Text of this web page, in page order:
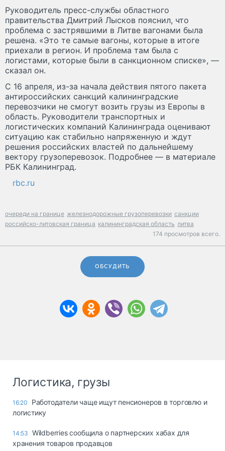
Руководитель пресс-службы областного
правительства Дмитрий Лысков пояснил, что
проблема с застрявшими в Литве вагонами была
решена. «Это те самые вагоны, которые в итоге
приехали в регион. И проблема там была с
логистами, которые были в санкционном списке», —
сказал он.
С 16 апреля, из-за начала действия пятого пакета
антироссийских санкций калининградские
перевозчики не смогут возить грузы из Европы в
область. Руководители транспортных и
логистических компаний Калининграда оценивают
ситуацию как стабильно напряженную и ждут
решения российских властей по дальнейшему
вектору грузоперевозок. Подробнее — в материале
РБК Калининград.
rbc.ru
очереди на границе железнодорожные грузоперевозки санкции
российско-литовская граница калининградская область литва
174 просмотров всего.
ОБСУДИТЬ
Логистика, грузы
16:20
Работодатели чаще ищут пенсионеров в торговлю и
логистику
14:53 Wildberries сообщила о партнерских хабах для
хранения товаров продавцов